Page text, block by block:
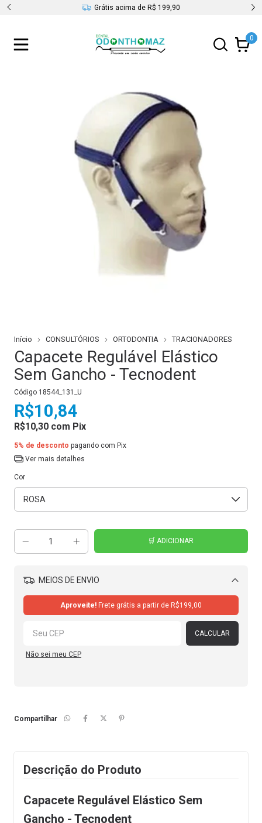
Grátis acima de R$ 199,90
0
Início CONSULTÓRIOS ORTODONTIA TRACIONADORES
Capacete Regulável Elástico
Sem Gancho - Tecnodent
Código 18544_131_U
R$10,84
R$10,30 com Pix
5% de desconto pagando com Pix
Ver mais detalhes
Cor
MEIOS DE ENVIO
Aproveite! Frete grátis a partir de R$199,00
CALCULAR
Não sei meu CEP
Compartilhar
Descrição do Produto
Capacete Regulável Elástico Sem
Gancho - Tecnodent